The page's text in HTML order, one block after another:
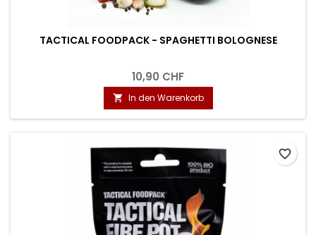
TACTICAL FOODPACK - SPAGHETTI BOLOGNESE
10,90 CHF
 In den Warenkorb
favorite_border